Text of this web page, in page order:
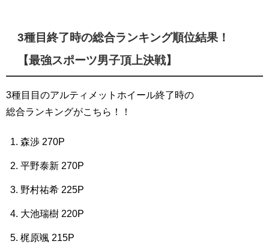
3種目終了時の総合ランキング順位結果！
【最強スポーツ男子頂上決戦】
3種目目のアルティメットホイール終了時の
総合ランキングがこちら！！
森渉 270P
平野泰新 270P
野村祐希 225P
大池瑞樹 220P
梶原颯 215P